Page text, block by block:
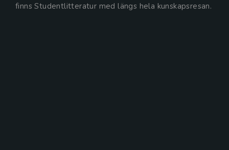
finns Studentlitteratur med längs hela kunskapsresan.